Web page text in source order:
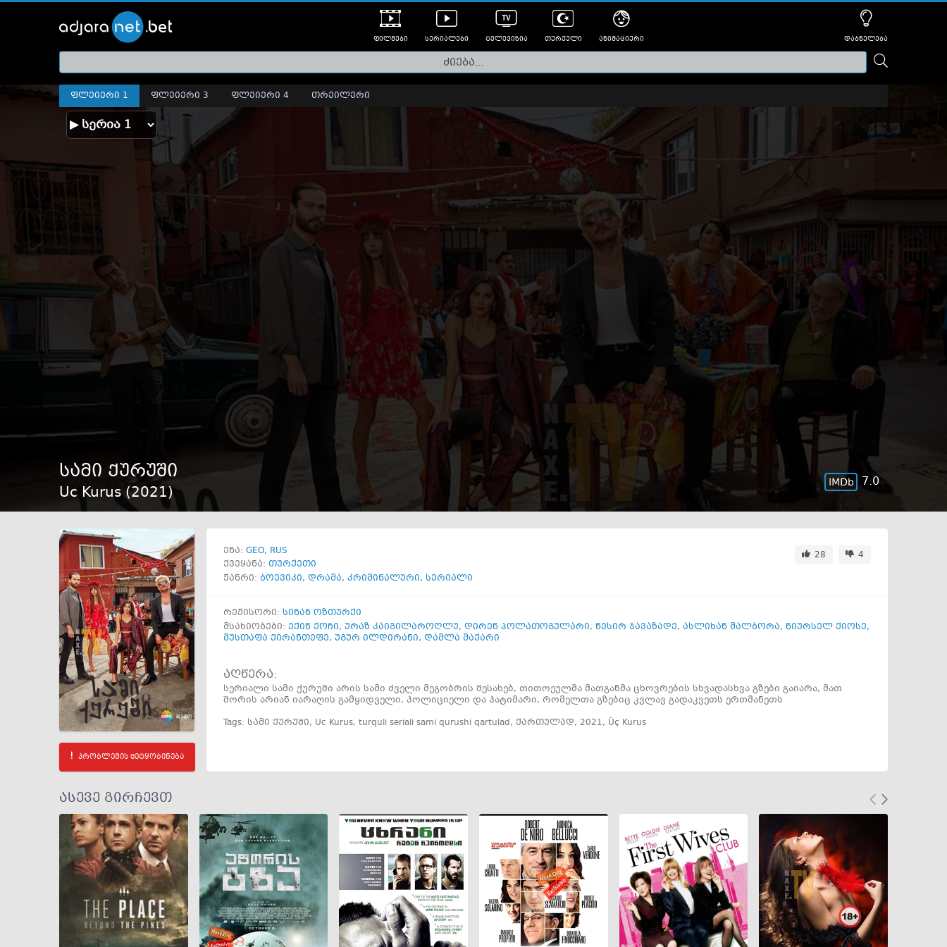
ფილმები
თრეილერები
სერიალები ტელევიზია თურქული ანიმაციური დაბნელება
ფლეიერი 1 ფლეიერი 3 ფლეიერი 4 თრეილერი
სამი ქურუში
Uc Kurus (2021)
7.0
პრობლემის შეტყობინება
ენა: GEO RUS
ქვეყანა: თურქეთი
28
4
ჟანრი: ბოევიკი, დრამა, კრიმინალური, სერიალი
რეჟისორი: სინან ოზთურქი
მსახიობები: ექინ ქოჩი, ურაზ კაიგილაროღლუ, დირენ პოლათოგულარი, ნესირ ჯავაზადე, ასლიხან მალბორა, ნიურსელ ქიოსე,
მუსთაფა ქირანთეფე, უგურ ილდირანი, დამლა მაქარი
აღწერა:
სერიალი სამი ქურუში არის სამი ძველი მეგობრის შესახებ, თითოეულმა მათგანმა ცხოვრების სხვადასხვა გზები გაიარა, მათ
შორის არიან იარაღის გამყიდველი, პოლიციელი და პატიმარი, რომელთა გზებიც კვლავ გადაკვეთს ერთმანეთს
Tags: სამი ქურუში, Uc Kurus, turquli seriali sami qurushi qartulad, ქართულად, 2021, Üç Kurus
ასევე გირჩევთ